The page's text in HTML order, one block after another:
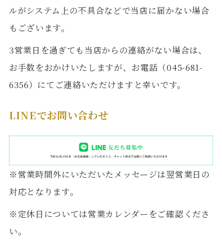
ルがシステム上の不具合などで当店に届かない場合
もございます。
3営業日を過ぎても当店からの連絡がない場合は、
お手数をおかけいたしますが、お電話（045-681-
6356）にてご連絡いただけますと幸いです。
LINEでお問い合わせ
※営業時間外にいただいたメッセージは翌営業日の
対応となります。
※定休日については営業カレンダーをご確認くださ
い。